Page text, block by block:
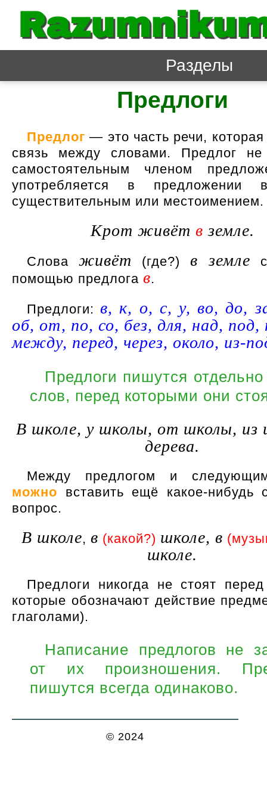
Разделы
Предлоги
Предлог — это часть речи,
связь между словами. Предлог не
самостоятельным членом
употребляется в предложении
существительным или местоимением.
Крот живёт в земле.
Слова живёт (где?) в земле
помощью предлога в.
Предлоги:в, к, о, с, у, во, до,
об, от, по, со, без, для, над, под,
между, перед, через, около, из-
Предлоги пишутся отдельно
слов, перед которыми они
В школе, у школы, от школы, из
дерева.
Между предлогом и
можно вставить ещё какое-нибудь
вопрос.
В школе, в (какой?) школе, в
школе.
Предлоги никогда не стоят
которые обозначают действие
глаголами).
Написание предлогов не
от их произношения.
пишутся всегда одинаково.
© 2024